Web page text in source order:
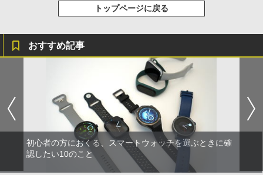
トップページに戻る
おすすめ記事
初心者の方におくる、スマートウォッチを選ぶときに確
認したい10のこと